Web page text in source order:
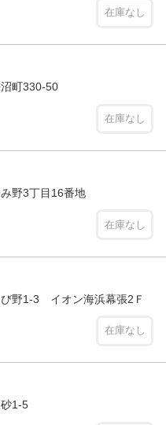
在庫なし
町330-50
在庫なし
野3丁目16番地
在庫なし
野1-3 イオン海浜幕張2Ｆ
在庫なし
砂1-5